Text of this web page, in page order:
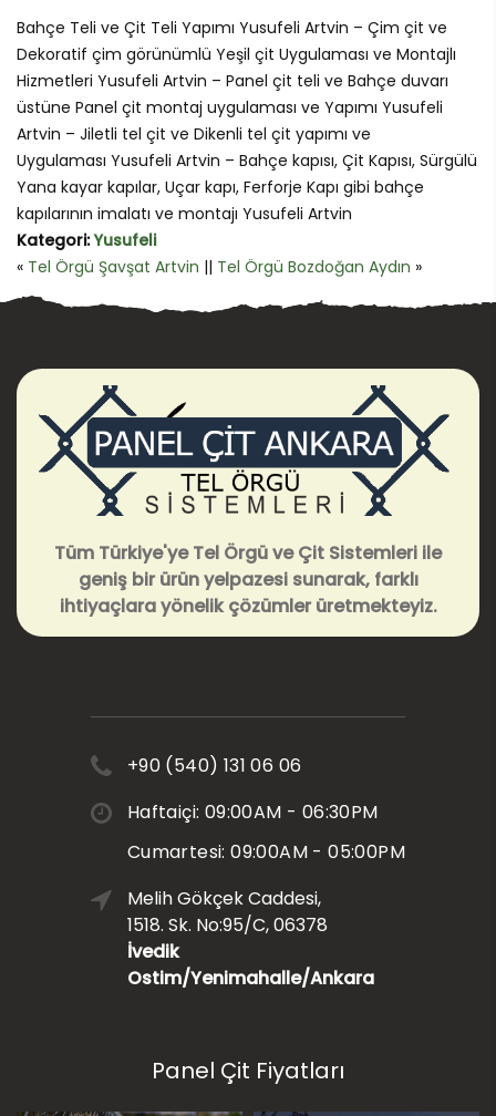
Bahçe Teli ve Çit Teli Yapımı Yusufeli Artvin – Çim çit ve
Dekoratif çim görünümlü Yeşil çit Uygulaması ve Montajlı
Hizmetleri Yusufeli Artvin – Panel çit teli ve Bahçe duvarı
üstüne Panel çit montaj uygulaması ve Yapımı Yusufeli
Artvin – Jiletli tel çit ve Dikenli tel çit yapımı ve
Uygulaması Yusufeli Artvin – Bahçe kapısı, Çit Kapısı, Sürgülü
Yana kayar kapılar, Uçar kapı, Ferforje Kapı gibi bahçe
kapılarının imalatı ve montajı Yusufeli Artvin
Kategori:Yusufeli
« Tel Örgü Şavşat Artvin || Tel Örgü Bozdoğan Aydın »
Tüm Türkiye'ye Tel Örgü ve Çit Sistemleri ile
geniş bir ürün yelpazesi sunarak, farklı
ihtiyaçlara yönelik çözümler üretmekteyiz.
+90 (540) 131 06 06
Haftaiçi: 09:00AM - 06:30PM
Cumartesi: 09:00AM - 05:00PM
Melih Gökçek Caddesi,
1518. Sk. No:95/C, 06378
İvedik
Ostim/Yenimahalle/Ankara
Panel Çit Fiyatları